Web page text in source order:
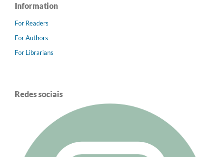
Information
For Readers
For Authors
For Librarians
Redes sociais